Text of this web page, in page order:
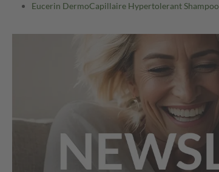
Eucerin DermoCapillaire Hypertolerant Shampoo